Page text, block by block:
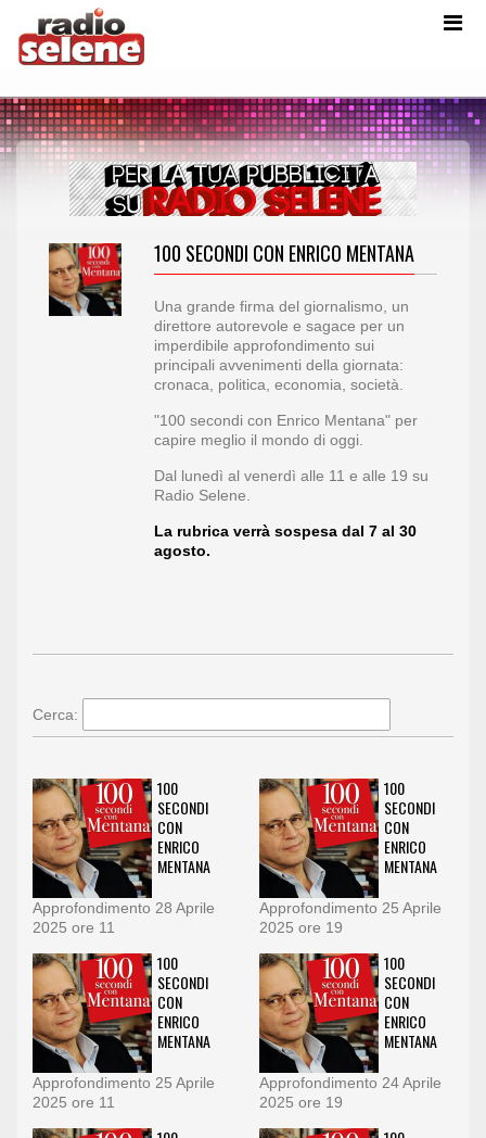
100 SECONDI CON ENRICO MENTANA
Una grande firma del giornalismo, un
direttore autorevole e sagace per un
imperdibile approfondimento sui
principali avvenimenti della giornata:
cronaca, politica, economia, società.
"100 secondi con Enrico Mentana" per
capire meglio il mondo di oggi.
Dal lunedì al venerdì alle 11 e alle 19 su
Radio Selene.
La rubrica verrà sospesa dal 7 al 30
agosto.
Cerca:
100
SECONDI
CON
ENRICO
MENTANA
Approfondimento 28 Aprile
2025 ore 11
100
SECONDI
CON
ENRICO
MENTANA
Approfondimento 25 Aprile
2025 ore 19
100
SECONDI
CON
ENRICO
MENTANA
Approfondimento 25 Aprile
2025 ore 11
100
SECONDI
CON
ENRICO
MENTANA
Approfondimento 24 Aprile
2025 ore 19